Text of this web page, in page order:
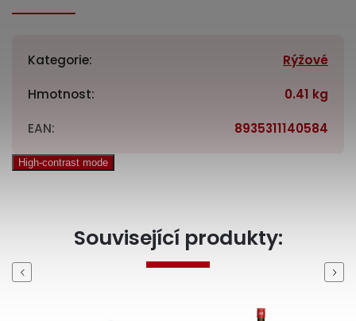
Kategorie: Rýžové
Hmotnost: 0.41 kg
EAN: 8935311140584
High-contrast mode
Související produkty:
Previous Next